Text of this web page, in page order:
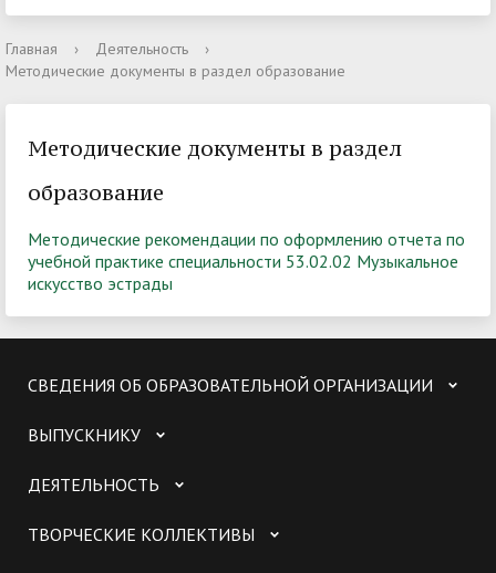
Главная › Деятельность
›
Методические документы в раздел образование
Методические документы в раздел
образование
Методические рекомендации по оформлению отчета по
учебной практике специальности 53.02.02 Музыкальное
искусство эстрады
СВЕДЕНИЯ ОБ ОБРАЗОВАТЕЛЬНОЙ ОРГАНИЗАЦИИ
ВЫПУСКНИКУ
ДЕЯТЕЛЬНОСТЬ
ТВОРЧЕСКИЕ КОЛЛЕКТИВЫ